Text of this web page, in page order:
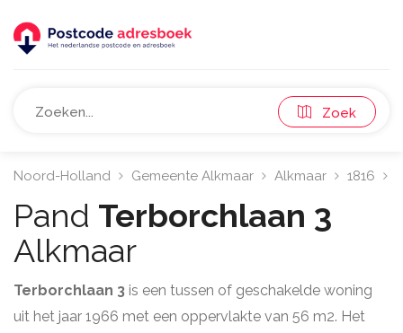
Zoek
Noord-Holland Gemeente Alkmaar Alkmaar 1816
Pand Terborchlaan 3
Alkmaar
Terborchlaan 3 is een tussen of geschakelde woning
uit het jaar 1966 met een oppervlakte van 56 m2. Het